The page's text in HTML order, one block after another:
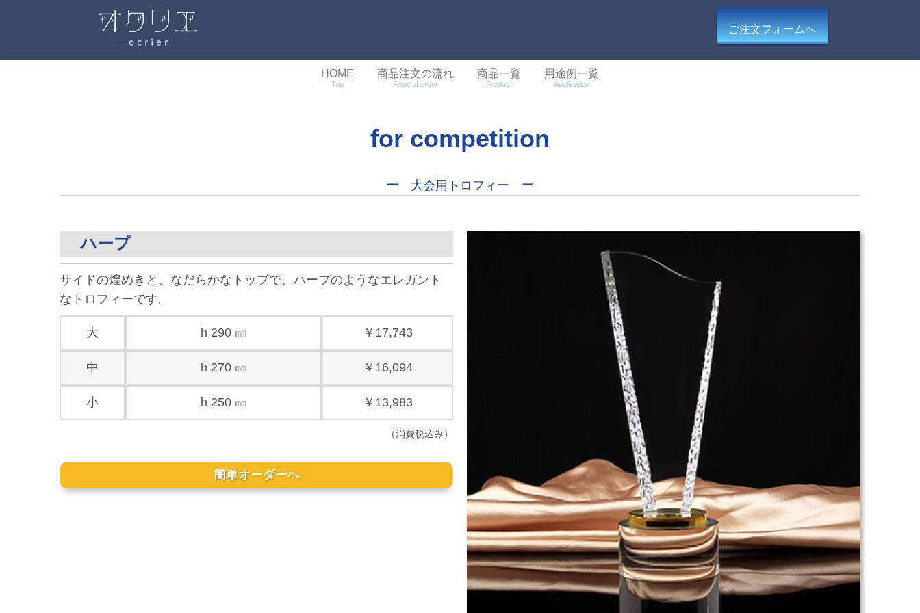
ご注文フォームへ
HOME
Top
商品注文の流れ
Frow of order
商品一覧
Product
用途例一覧
Application
for competition
ー 大会用トロフィー ー
ハープ
サイドの煌めきと、なだらかなトップで、ハープのようなエレガント
なトロフィーです。
大 h 290 ㎜ ￥17,743
中 h 270 ㎜ ￥16,094
小 h 250 ㎜ ￥13,983
（消費税込み）
簡単オーダーへ